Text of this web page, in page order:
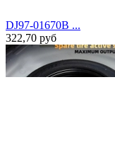
DJ97-01670B ...
322,70 руб